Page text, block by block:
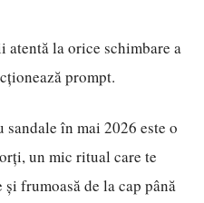
atentă la orice schimbare a
prompt.
în mai 2026 este o
un mic ritual care te
frumoasă de la cap până